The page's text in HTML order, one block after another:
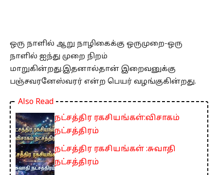
ஒரு நாளில் ஆறு நாழிகைக்கு ஒருமுறை-ஒரு
நாளில் ஐந்து முறை நிறம்
மாறுகின்றது.இதனால்தான் இறைவனுக்கு
பஞ்சவரனேஸ்வரர் என்ற பெயர் வழங்குகின்றது.
Also Read
நட்சத்திர ரகசியங்கள்:விசாகம்
நட்சத்திரம்
நட்சத்திர ரகசியங்கள் :சுவாதி
நட்சத்திரம்